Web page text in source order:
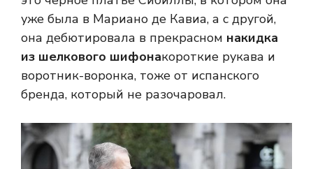
уже была в Мариано де Кавиа, а с другой,
она дебютировала в прекрасном накидка
из шелкового шифонакороткие рукава и
воротник-воронка, тоже от испанского
бренда, который не разочаровал.